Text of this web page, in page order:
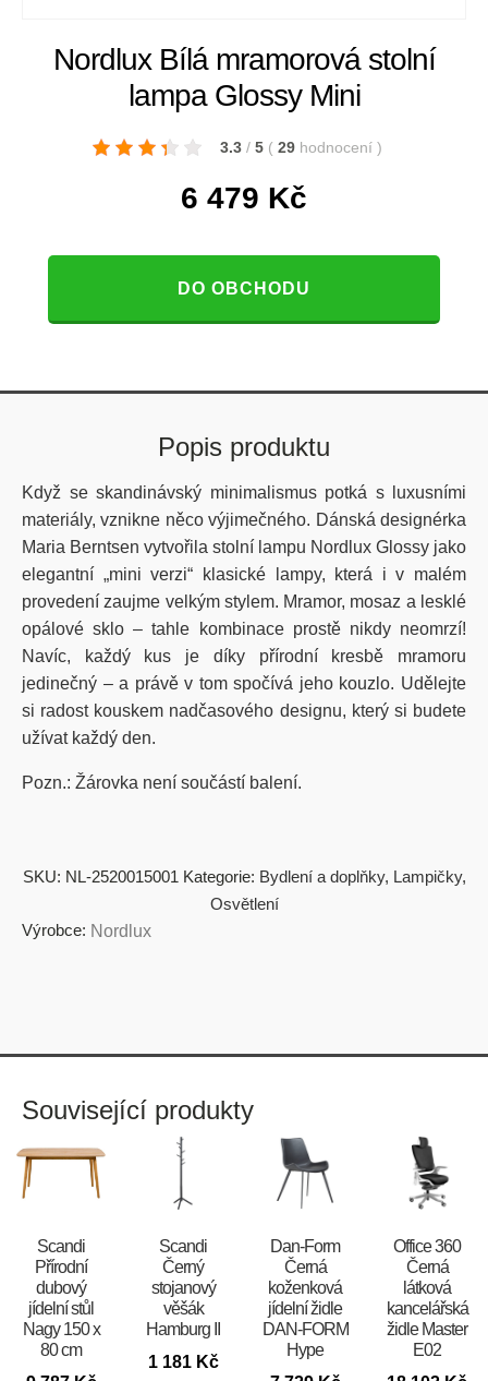
Nordlux Bílá mramorová stolní
lampa Glossy Mini
3.3 / 5 ( 29 hodnocení )
6 479 Kč
DO OBCHODU
Popis produktu
Když se skandinávský minimalismus potká s luxusními
materiály, vznikne něco výjimečného. Dánská designérka
Maria Berntsen vytvořila stolní lampu Nordlux Glossy jako
elegantní „mini verzi“ klasické lampy, která i v malém
provedení zaujme velkým stylem. Mramor, mosaz a lesklé
opálové sklo – tahle kombinace prostě nikdy neomrzí!
Navíc, každý kus je díky přírodní kresbě mramoru
jedinečný – a právě v tom spočívá jeho kouzlo. Udělejte
si radost kouskem nadčasového designu, který si budete
užívat každý den.
Pozn.: Žárovka není součástí balení.
SKU: NL-2520015001 Kategorie: Bydlení a doplňky, Lampičky,
Osvětlení
Výrobce: Nordlux
Související produkty
Scandi
Přírodní
dubový
jídelní stůl
Nagy 150 x
80 cm
Scandi
Černý
stojanový
věšák
Hamburg II
1 181 Kč
​​​​​Dan-Form
Černá
koženková
jídelní židle
DAN-FORM
Hype
Office 360
Černá
látková
kancelářská
židle Master
E02